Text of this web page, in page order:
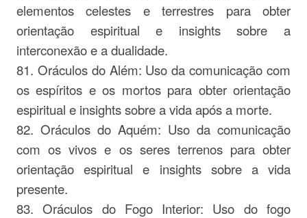
elementos celestes e terrestres para obter
orientação espiritual e insights sobre a
interconexão e a dualidade.
81. Oráculos do Além: Uso da comunicação com
os espíritos e os mortos para obter orientação
espiritual e insights sobre a vida após a morte.
82. Oráculos do Aquém: Uso da comunicação
com os vivos e os seres terrenos para obter
orientação espiritual e insights sobre a vida
presente.
83. Oráculos do Fogo Interior: Uso do fogo